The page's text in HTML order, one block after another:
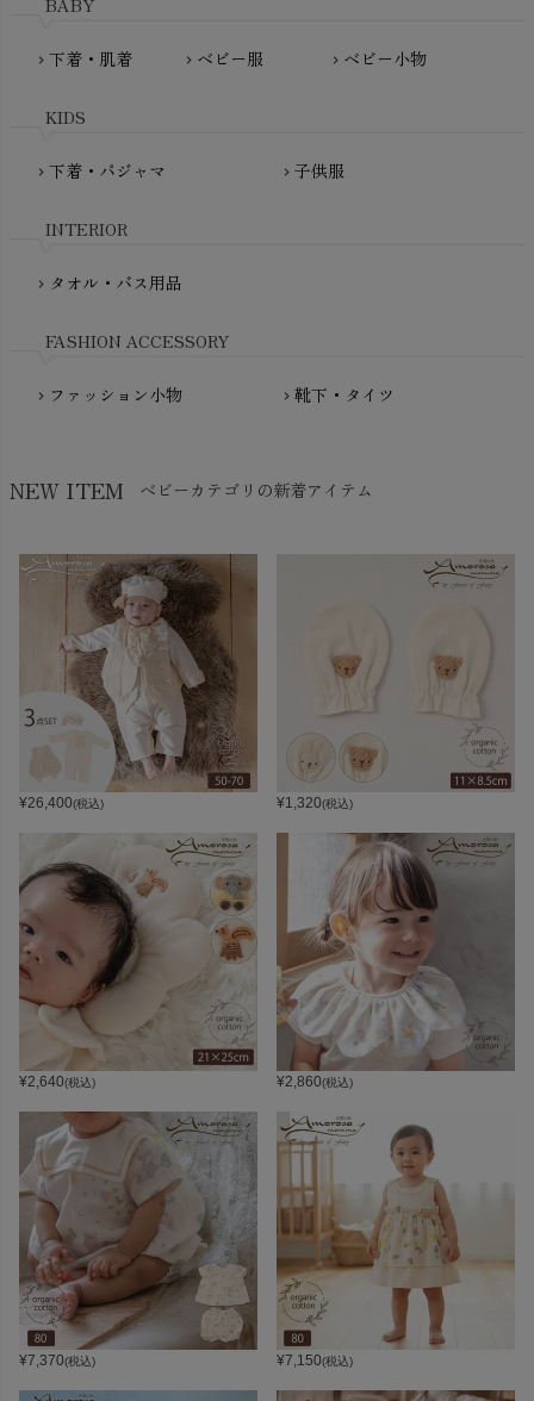
PeopleTree（ピープルツリー）
PRISTINE（プリスティン）
fromF（フロムエフ）
MATONA（マトナ）
mini rodini（ミニロディーニ）
My Little Cozmo（マイリトルコズモ）
NewNative（ニューネイティブ）
BABY
chevron_right 下着・肌着 chevron_right ベビー服 chevron_right ベビー小物
KIDS
chevron_right 下着・パジャマ chevron_right 子供服
INTERIOR
chevron_right タオル・バス用品
FASHION ACCESSORY
chevron_right ファッション小物 chevron_right 靴下・タイツ
NEW ITEM ベビーカテゴリの新着アイテム
¥26,400(税込) ¥1,320(税込)
¥2,640(税込) ¥2,860(税込)
¥7,370(税込) ¥7,150(税込)